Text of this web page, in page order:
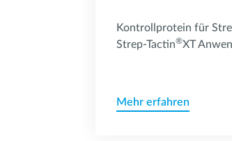
Kontrollprotein für
Strep-Tactin®XT
Mehr erfahren